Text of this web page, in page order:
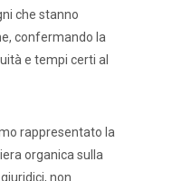
che stanno
confermando la
e tempi certi al
rappresentato la
organica sulla
non